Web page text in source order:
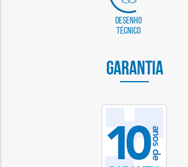
Desenho
técnico
GARANTIA